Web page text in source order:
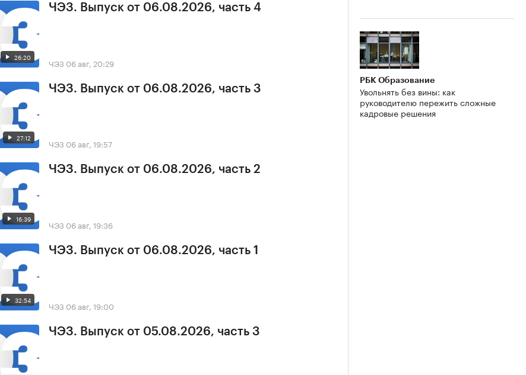
26:20
ЧЭЗ. Выпуск от 06.08.2026, часть 4
ЧЭЗ 06 авг, 20:29
27:12
ЧЭЗ. Выпуск от 06.08.2026, часть 3
ЧЭЗ 06 авг, 19:57
16:39
ЧЭЗ. Выпуск от 06.08.2026, часть 2
ЧЭЗ 06 авг, 19:36
32:54
ЧЭЗ. Выпуск от 06.08.2026, часть 1
ЧЭЗ 06 авг, 19:00
ЧЭЗ. Выпуск от 05.08.2026, часть 3
РБК Образование
Увольнять без вины: как
руководителю пережить сложные
кадровые решения